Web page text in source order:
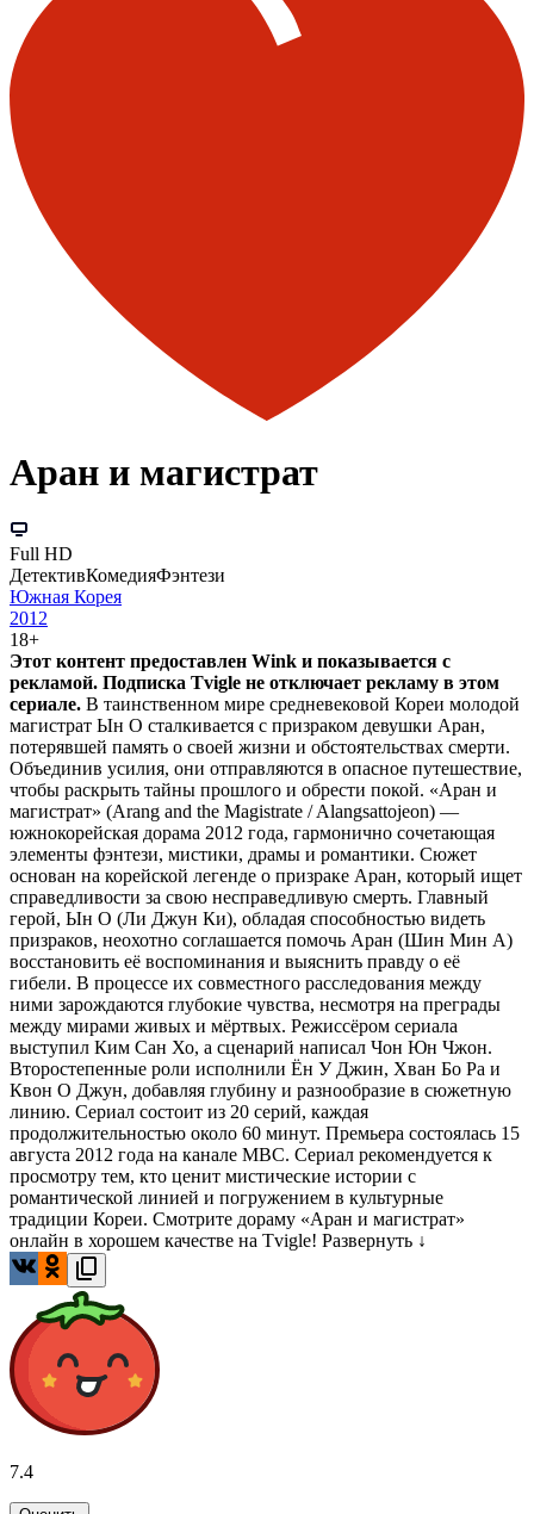
Аран и магистрат
Full HD
ДетективКомедияФэнтези
Южная Корея
2012
18+
Этот контент предоставлен Wink и показывается с
рекламой. Подписка Tvigle не отключает рекламу в этом
сериале. В таинственном мире средневековой Кореи молодой
магистрат Ын О сталкивается с призраком девушки Аран,
потерявшей память о своей жизни и обстоятельствах смерти.
Объединив усилия, они отправляются в опасное путешествие,
чтобы раскрыть тайны прошлого и обрести покой. «Аран и
магистрат» (Arang and the Magistrate / Alangsattojeon) —
южнокорейская дорама 2012 года, гармонично сочетающая
элементы фэнтези, мистики, драмы и романтики. Сюжет
основан на корейской легенде о призраке Аран, который ищет
справедливости за свою несправедливую смерть. Главный
герой, Ын О (Ли Джун Ки), обладая способностью видеть
призраков, неохотно соглашается помочь Аран (Шин Мин А)
восстановить её воспоминания и выяснить правду о её
гибели. В процессе их совместного расследования между
ними зарождаются глубокие чувства, несмотря на преграды
между мирами живых и мёртвых. Режиссёром сериала
выступил Ким Сан Хо, а сценарий написал Чон Юн Чжон.
Второстепенные роли исполнили Ён У Джин, Хван Бо Ра и
Квон О Джун, добавляя глубину и разнообразие в сюжетную
линию. Сериал состоит из 20 серий, каждая
продолжительностью около 60 минут. Премьера состоялась 15
августа 2012 года на канале MBC. Сериал рекомендуется к
просмотру тем, кто ценит мистические истории с
романтической линией и погружением в культурные
традиции Кореи. Смотрите дораму «Аран и магистрат»
онлайн в хорошем качестве на Tvigle! Развернуть ↓
7.4